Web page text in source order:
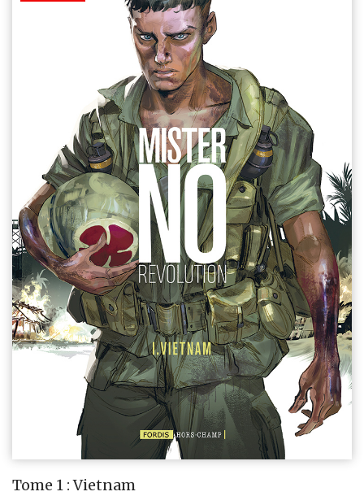
Tome 1 : Vietnam